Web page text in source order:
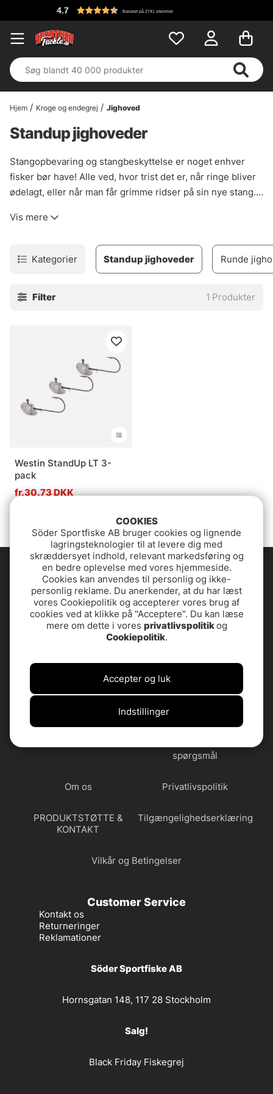
4.7 Baseret på 2741 stemmer
Hjem Kroge og endegrej Jighoved
Standup jighoveder
Stangopbevaring og stangbeskyttelse er noget enhver
fisker bør have! Alle ved, hvor trist det er, når ringe bliver
ødelagt, eller når man får grimme ridser på sin nye stang.
Vis mere
Kategorier Runde
Standup jighoveder
Filter 1 Produkter
Westin StandUp LT 3-
pack
fr.30.73 DKK
spørgsmål
Om os Privatlivspolitik
PRODUKTSTØTTE &
KONTAKT
Tilgængelighedserklæring
Vilkår og Betingelser
Customer Service
Kontakt os
Returneringer
Reklamationer
Söder Sportfiske AB
Hornsgatan 148, 117 28 Stockholm
Salg!
Black Friday Fiskegrej
COOKIES
Söder Sportfiske AB bruger cookies og lignende
lagringsteknologier til at levere dig med
skræddersyet indhold, relevant markedsføring og
en bedre oplevelse med vores hjemmeside.
Cookies kan anvendes til personlig og ikke-
personlig reklame. Du anerkender, at du har læst
vores Cookiepolitik og accepterer vores brug af
cookies ved at klikke på "Acceptere". Du kan læse
mere om dette i vores privatlivspolitikog
Cookiepolitik.
Indstillinger
Accepter og luk